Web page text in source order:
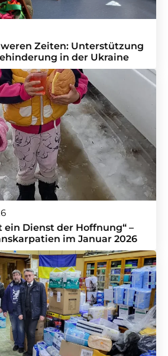
Zeiten: Unterstützung
in der Ukraine
ein Dienst der Hoffnung“ –
im Januar 2026